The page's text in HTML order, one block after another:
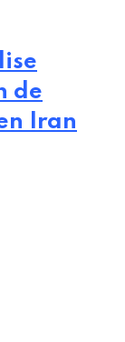
de
Iran